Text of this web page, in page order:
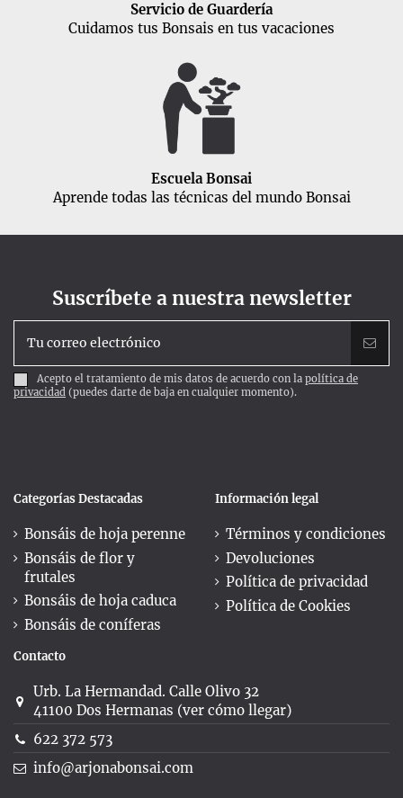
Servicio de Guardería
Cuidamos tus Bonsais en tus vacaciones
Escuela Bonsai
Aprende todas las técnicas del mundo Bonsai
Suscríbete a nuestra newsletter
Acepto el tratamiento de mis datos de acuerdo con la política de
privacidad (puedes darte de baja en cualquier momento).
Categorías Destacadas
Bonsáis de hoja perenne
Bonsáis de flor y
frutales
Bonsáis de hoja caduca
Bonsáis de coníferas
Información legal
Términos y condiciones
Devoluciones
Política de privacidad
Política de Cookies
Contacto
Urb. La Hermandad. Calle Olivo 32
41100 Dos Hermanas (ver cómo llegar)
622 372 573
info@arjonabonsai.com